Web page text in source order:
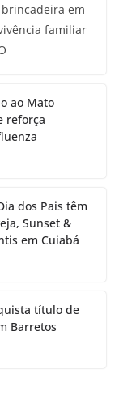
em
familiar
ao Mato
reforça
dos Pais têm
Sunset &
em Cuiabá
título de
Barretos